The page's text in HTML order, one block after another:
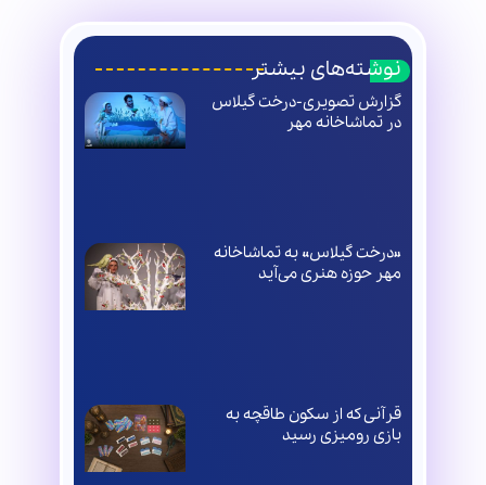
نوشته‌های بیشتر
گزارش تصویری-درخت گیلاس
در تماشاخانه مهر
«درخت گیلاس» به تماشاخانه
مهر حوزه هنری می‌آید
قرآنی که از سکون طاقچه به
بازی رومیزی رسید